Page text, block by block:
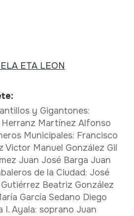
ETA LEON
y Gigantones:
Herranz Martínez Alfonso
Municipales: Francisco
Victor Manuel González Gil
Juan José Barga Juan
de la Ciudad: José
Beatriz González
García Sedano Diego
I. Ayala: soprano Juan